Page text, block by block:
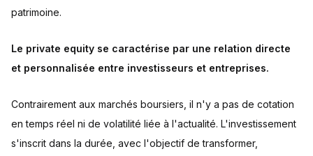
patrimoine.
Le private equity se caractérise par une relation directe
et personnalisée entre investisseurs et entreprises.
Contrairement aux marchés boursiers, il n'y a pas de cotation
en temps réel ni de volatilité liée à l'actualité. L'investissement
s'inscrit dans la durée, avec l'objectif de transformer,